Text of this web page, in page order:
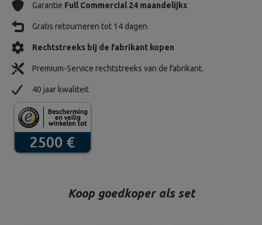
Garantie Full Commercial 24 maandelijks
Gratis retourneren tot 14 dagen
Rechtstreeks bij de fabrikant kopen
Premium-Service rechtstreeks van de fabrikant.
40 jaar kwaliteit
Koop goedkoper als set